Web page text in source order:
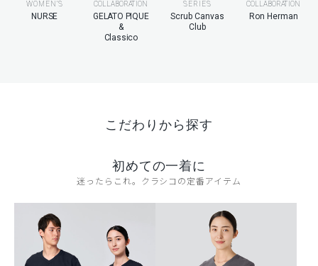
WOMEN’S
NURSE
COLLABORATION
GELATO PIQUE
&
Classico
SERIES
Scrub Canvas
Club
COLLABORATION
Ron Herman
こだわりから探す
初めての一着に
迷ったらこれ。クラシコの定番アイテム